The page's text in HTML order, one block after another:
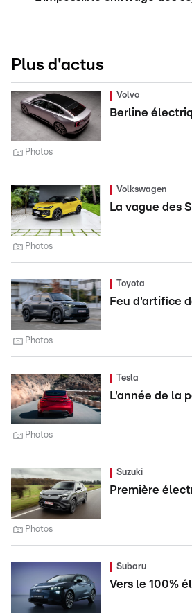
Plus d'actus
Volvo
Berline
Photos
Volkswagen
La vague des
Photos
Toyota
Feu d'artifice
Photos
Tesla
L'année de la
Photos
Suzuki
Première
Photos
Subaru
Vers le 100%